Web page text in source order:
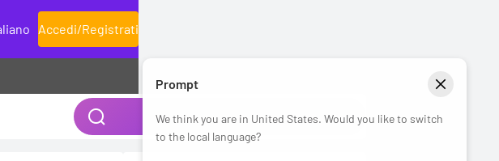
Accedi/Registrati
Prompt
We think you are in United States. Would you like to switch
to the local language?